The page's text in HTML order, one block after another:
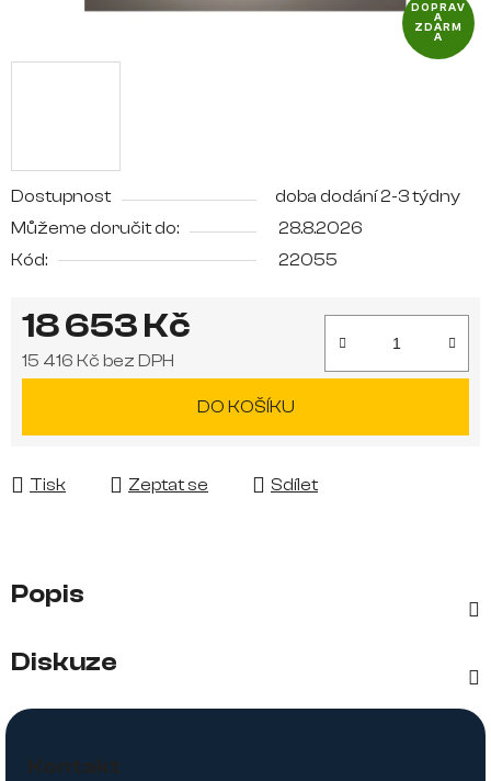
Dostupnost
doba dodání 2-3 týdny
Můžeme doručit do:
28.8.2026
Kód:
22055
18 653 Kč
15 416 Kč bez DPH
DO KOŠÍKU
Tisk Zeptat se Sdílet
DOPRAV
A
ZDARM
A
Popis
Diskuze
Z
Kontakt